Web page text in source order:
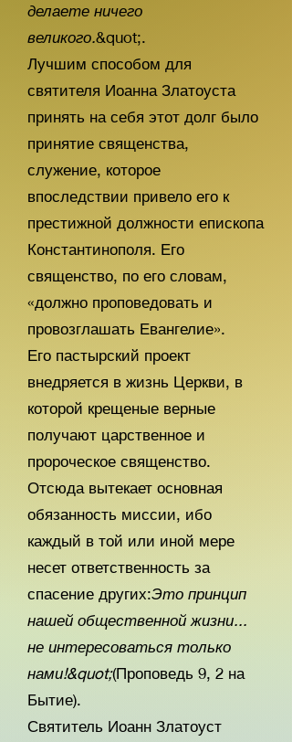
делаете ничего
великого.&quot;.
Лучшим способом для
святителя Иоанна Златоуста
принять на себя этот долг было
принятие священства,
служение, которое
впоследствии привело его к
престижной должности епископа
Константинополя. Его
священство, по его словам,
«должно проповедовать и
провозглашать Евангелие».
Его пастырский проект
внедряется в жизнь Церкви, в
которой крещеные верные
получают царственное и
пророческое священство.
Отсюда вытекает основная
обязанность миссии, ибо
каждый в той или иной мере
несет ответственность за
спасение других:Это принцип
нашей общественной жизни...
не интересоваться только
нами!&quot;(Проповедь 9, 2 на
Бытие).
Святитель Иоанн Златоуст